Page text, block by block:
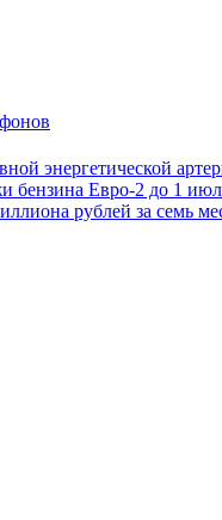
энергетической
бензина Евро-2 до 1
рублей за семь